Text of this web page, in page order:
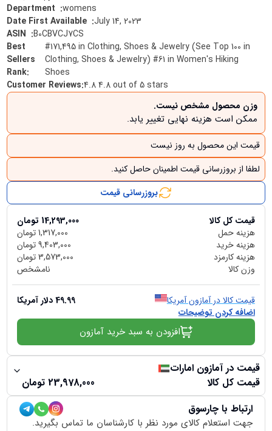
:womens
:July 14, 2023
:B0CBVCJ7CS
Best
Sellers
Rank:
#171,495 in Clothing, Shoes & Jewelry (See Top 100 in
Clothing, Shoes & Jewelry) #61 in Women's Hiking
Shoes
Customer Reviews:4.8 4.8 out of 5 stars
وزن محصول مشخص نیست.
ممکن است هزینه نهایی تغییر یابد.
قیمت این محصول به روز نیست
لطفا از بروزرسانی قیمت اطمینان حاصل کنید.
بروزرسانی قیمت
قیمت کل کالا 14,293,000 تومان
هزینه حمل
1,317,000تومان
هزینه خرید
9,403,000تومان
هزینه کارمزد
3,573,000تومان
وزن کالا
نامشخص
قیمت کالا در آمازون آمریکا 49.99دلار آمریکا
اضافه کردن توضیحات
افزودن به سبد خرید آمازون
قیمت در آمازون امارات
قیمت کل کالا
23,978,000 تومان
ارتباط با چارسوق
جهت استعلام کالای مورد نظر با کارشناسان ما تماس بگیرید.